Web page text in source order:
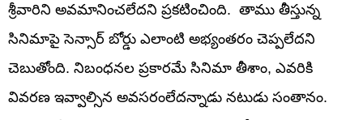
శ్రీవారిని అవమానించలేదని ప్రకటించింది. తాము తీస్తున్న
సినిమాపై సెన్సార్‌ బోర్డు ఎలాంటి అభ్యంతరం చెప్పలేదని
చెబుతోంది. నిబంధనల ప్రకారమే సినిమా తీశాం, ఎవరికి
వివరణ ఇవ్వాల్సిన అవసరంలేదన్నాడు నటుడు సంతానం.